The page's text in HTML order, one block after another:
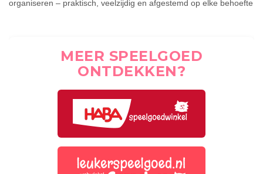
organiseren – praktisch, veelzijdig en afgestemd op elke behoefte
MEER SPEELGOED
ONTDEKKEN?